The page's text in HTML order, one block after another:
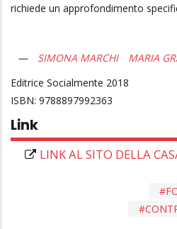
richiede un approfondimento
SIMONA MARCHI
MARIA
Editrice Socialmente 2018
9788897992363
Link
LINK AL SITO DELLA